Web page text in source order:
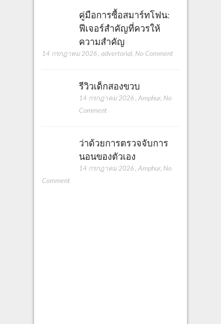
คู่มือการซื้อสมาร์ทโฟน:
ฟีเจอร์สำคัญที่ควรให้
ความสำคัญ
14 กรกฎาคม 2026 , advertorial, No Comment
รีวิวเด็กสองขวบ
14 กรกฎาคม 2026 , Amphur, No
Comment
ว่าด้วยการตรวจจับการ
นอนของตัวเอง
14 กรกฎาคม 2026 , Amphur, No
Comment